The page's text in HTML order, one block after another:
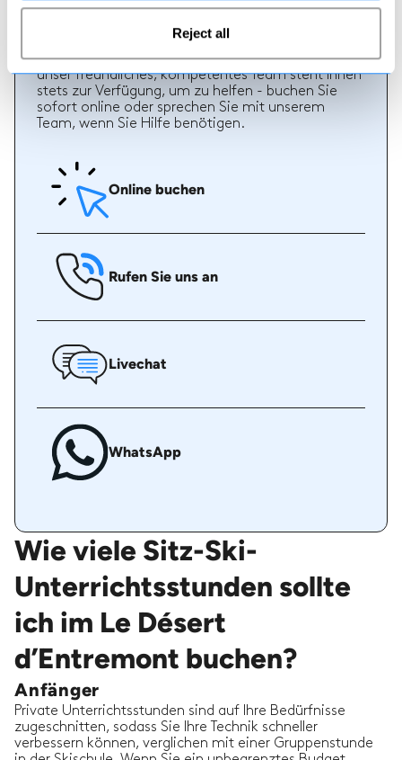
Reject all
Wie man bucht
Eine Buchung bei uns könnte nicht einfacher sein,
unser freundliches, kompetentes Team steht Ihnen
stets zur Verfügung, um zu helfen - buchen Sie
sofort online oder sprechen Sie mit unserem
Team, wenn Sie Hilfe benötigen.
Online buchen
Rufen Sie uns an
Livechat
WhatsApp
Wie viele Sitz-Ski-
Unterrichtsstunden sollte
ich im Le Désert
d’Entremont buchen?
Anfänger
Private Unterrichtsstunden sind auf Ihre Bedürfnisse
zugeschnitten, sodass Sie Ihre Technik schneller
verbessern können, verglichen mit einer Gruppenstunde